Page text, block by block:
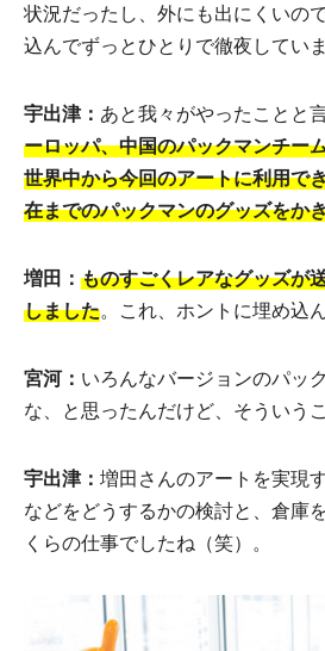
状況だったし、外にも出にくいの
込んでずっとひとりで徹夜していま
宇出津： あと我々がやったことと言
ーロッパ、中国のパックマンチー
世界中から今回のアートに利用で
在までのパックマンのグッズをか
増田： ものすごくレアなグッズが
しました。これ、ホントに埋め込
宮河： いろんなバージョンのパッ
な、と思ったんだけど、そういう
宇出津： 増田さんのアートを実現
などをどうするかの検討と、倉庫
くらの仕事でしたね（笑）。